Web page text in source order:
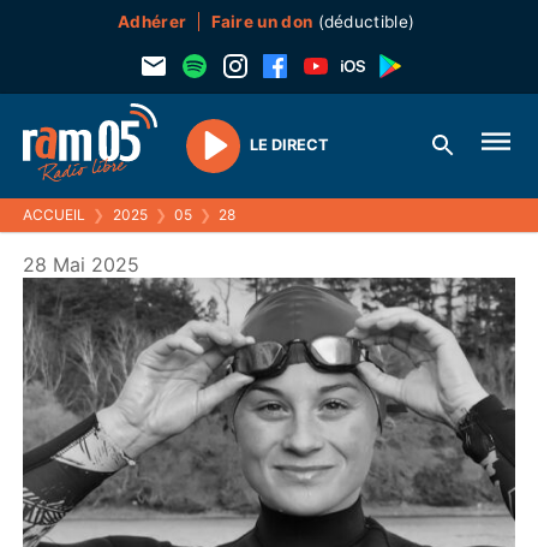
Adhérer Faire un don (déductible)
Play
LE DIRECT
ACCUEIL ❯ 2025 ❯ 05 ❯ 28
28 Mai 2025